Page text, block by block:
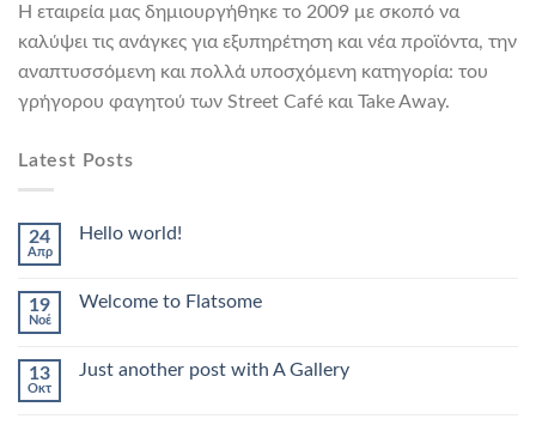
Η εταιρεία μας δημιουργήθηκε το 2009 με σκοπό να
καλύψει τις ανάγκες για εξυπηρέτηση και νέα προϊόντα, την
αναπτυσσόμενη και πολλά υποσχόμενη κατηγορία: του
γρήγορου φαγητού των Street Café και Take Away.
Latest Posts
24
Απρ
Hello world!
19
Νοέ
Welcome to Flatsome
13
Οκτ
Just another post with A Gallery